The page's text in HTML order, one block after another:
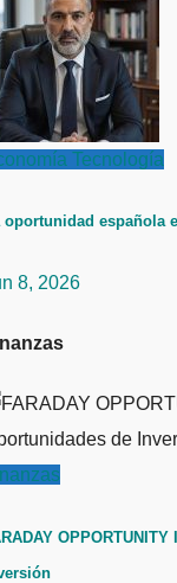
Tecnología
oportunidad española
8, 2026